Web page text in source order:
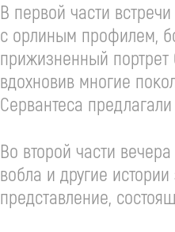
В первой части
с орлиным профилем,
прижизненный портрет
вдохновив многие
Сервантеса
Во второй части
вобла и другие
представление,